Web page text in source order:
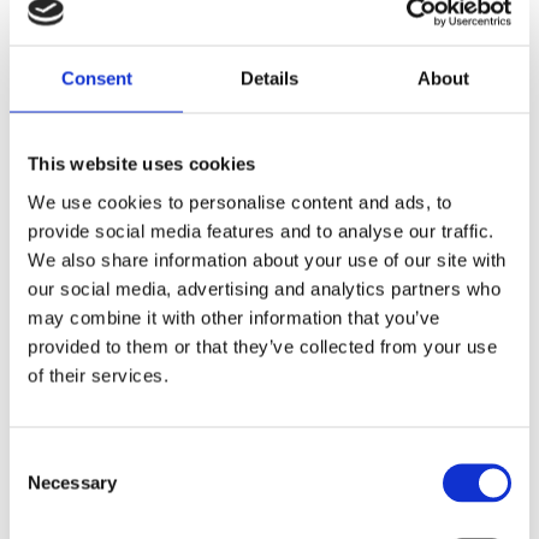
Consent Details About
This website uses cookies
We use cookies to personalise content and ads, to
provide social media features and to analyse our traffic.
We also share information about your use of our site with
our social media, advertising and analytics partners who
may combine it with other information that you’ve
provided to them or that they’ve collected from your use
of their services.
Selection
Necessary
140cm
60 KR/M119KR/M
KÖP
Metervara
140cm
239 KR/M
KÖP